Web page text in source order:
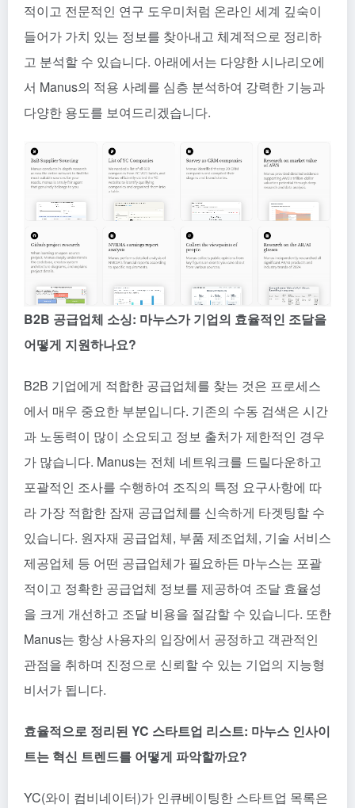
적이고 전문적인 연구 도우미처럼 온라인 세계 깊숙이
들어가 가치 있는 정보를 찾아내고 체계적으로 정리하
고 분석할 수 있습니다. 아래에서는 다양한 시나리오에
서 Manus의 적용 사례를 심층 분석하여 강력한 기능과
다양한 용도를 보여드리겠습니다.
B2B 공급업체 소싱: 마누스가 기업의 효율적인 조달을
어떻게 지원하나요?
B2B 기업에게 적합한 공급업체를 찾는 것은 프로세스
에서 매우 중요한 부분입니다. 기존의 수동 검색은 시간
과 노동력이 많이 소요되고 정보 출처가 제한적인 경우
가 많습니다. Manus는 전체 네트워크를 드릴다운하고
포괄적인 조사를 수행하여 조직의 특정 요구사항에 따
라 가장 적합한 잠재 공급업체를 신속하게 타겟팅할 수
있습니다. 원자재 공급업체, 부품 제조업체, 기술 서비스
제공업체 등 어떤 공급업체가 필요하든 마누스는 포괄
적이고 정확한 공급업체 정보를 제공하여 조달 효율성
을 크게 개선하고 조달 비용을 절감할 수 있습니다. 또한
Manus는 항상 사용자의 입장에서 공정하고 객관적인
관점을 취하며 진정으로 신뢰할 수 있는 기업의 지능형
비서가 됩니다.
효율적으로 정리된 YC 스타트업 리스트: 마누스 인사이
트는 혁신 트렌드를 어떻게 파악할까요?
YC(와이 컴비네이터)가 인큐베이팅한 스타트업 목록은